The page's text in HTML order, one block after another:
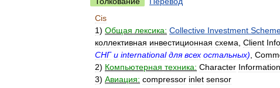
Cis
1) Общая лексика: Collective Investment
коллективная инвестиционная схема Client
СНГ и international для всех остальных)
2) Компьютерная техника: Character Information
3) Авиация: compressor inlet sensor